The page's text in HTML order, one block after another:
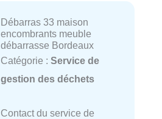
Débarras 33 maison
encombrants meuble
débarrasse Bordeaux
Catégorie : Service de
gestion des déchets
Contact du service de